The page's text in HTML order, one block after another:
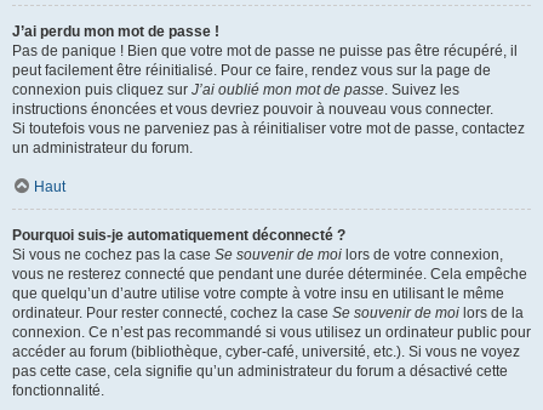
J’ai perdu mon mot de passe !
Pas de panique ! Bien que votre mot de passe ne puisse pas être récupéré, il
peut facilement être réinitialisé. Pour ce faire, rendez vous sur la page de
connexion puis cliquez sur J’ai oublié mon mot de passe. Suivez les
instructions énoncées et vous devriez pouvoir à nouveau vous connecter.
Si toutefois vous ne parveniez pas à réinitialiser votre mot de passe, contactez
un administrateur du forum.
Haut
Pourquoi suis-je automatiquement déconnecté ?
Si vous ne cochez pas la case Se souvenir de moi lors de votre connexion,
vous ne resterez connecté que pendant une durée déterminée. Cela empêche
que quelqu’un d’autre utilise votre compte à votre insu en utilisant le même
ordinateur. Pour rester connecté, cochez la case Se souvenir de moi lors de la
connexion. Ce n’est pas recommandé si vous utilisez un ordinateur public pour
accéder au forum (bibliothèque, cyber-café, université, etc.). Si vous ne voyez
pas cette case, cela signifie qu’un administrateur du forum a désactivé cette
fonctionnalité.